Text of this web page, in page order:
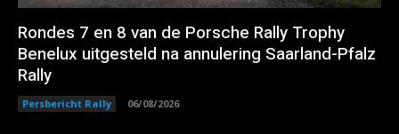
Rondes 7 en 8 van de Porsche Rally Trophy
Benelux uitgesteld na annulering Saarland-Pfalz
Rally
Persbericht Rally 06/08/2026